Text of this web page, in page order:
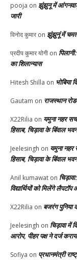
pooja on झुंझुनू में
जारी
विनोद कुमारon झुंझुनूं में
प्रदीप कुमार योगी on
का शिलान्यास
Hitesh Shilla on भोबिया
Gautam on राजस्थान
X22Rilia on यमुना नहर
हिसाब, चिड़ावा के बिंवाल
Jeelesingh on यमुना नहर
हिसाब, चिड़ावा के बिंवाल
Anil kumawat on
विद्यार्थियों को मिलेंगे
X22Rilia on बजरंग पुनिया
Jeelesingh on चिड़ावा में
आरोप, पीहर पक्ष ने दर्ज
Sofiya on प्रधानमंत्री